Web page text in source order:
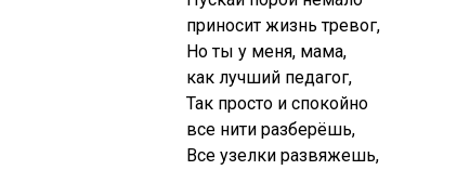
приносит жизнь тревог,
Но ты у меня, мама,
как лучший педагог,
Так просто и спокойно
все нити разберёшь,
Все узелки развяжешь,